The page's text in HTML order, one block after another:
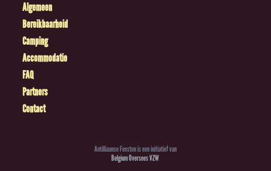
Algemeen
Bereikbaarheid
Camping
Accommodatie
FAQ
Partners
Contact
Antilliaanse Feesten is een initiatief van
Belgium Oversees VZW